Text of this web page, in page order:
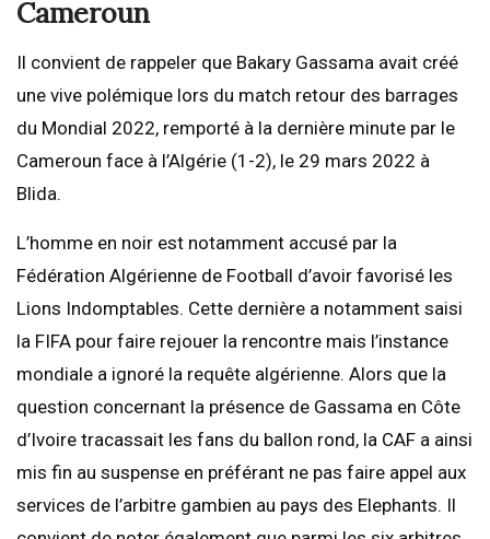
Cameroun
Il convient de rappeler que Bakary Gassama avait créé
une vive polémique lors du match retour des barrages
du Mondial 2022, remporté à la dernière minute par le
Cameroun face à l’Algérie (1-2), le 29 mars 2022 à
Blida.
L’homme en noir est notamment accusé par la
Fédération Algérienne de Football d’avoir favorisé les
Lions Indomptables. Cette dernière a notamment saisi
la FIFA pour faire rejouer la rencontre mais l’instance
mondiale a ignoré la requête algérienne. Alors que la
question concernant la présence de Gassama en Côte
d’Ivoire tracassait les fans du ballon rond, la CAF a ainsi
mis fin au suspense en préférant ne pas faire appel aux
services de l’arbitre gambien au pays des Elephants. Il